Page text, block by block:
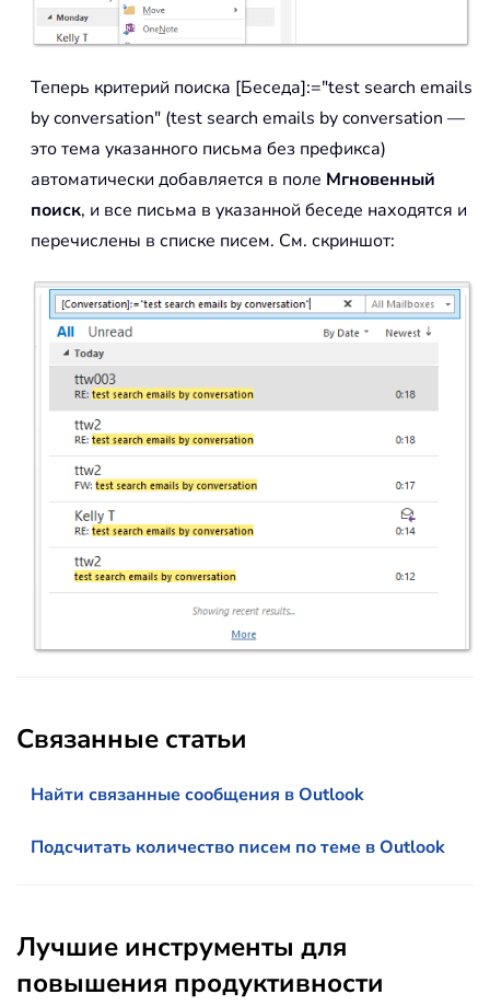
Теперь критерий поиска [Беседа]:="test search emails
by conversation" (test search emails by conversation —
это тема указанного письма без префикса)
автоматически добавляется в поле Мгновенный
поиск, и все письма в указанной беседе находятся и
перечислены в списке писем. См. скриншот:
Связанные статьи
Найти связанные сообщения в Outlook
Подсчитать количество писем по теме в Outlook
Лучшие инструменты для
повышения продуктивности